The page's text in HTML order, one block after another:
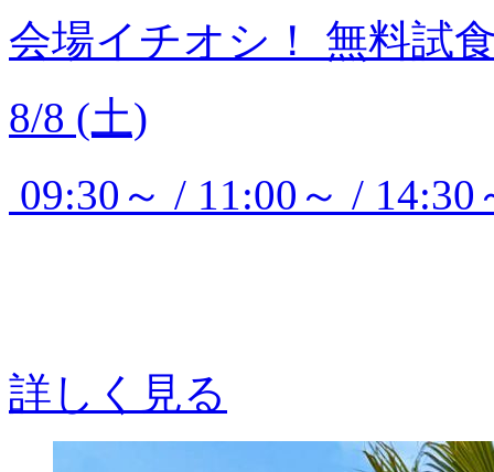
会場イチオシ！
無料試
8/8 (土)
09:30～ / 11:00～ /
詳しく見る